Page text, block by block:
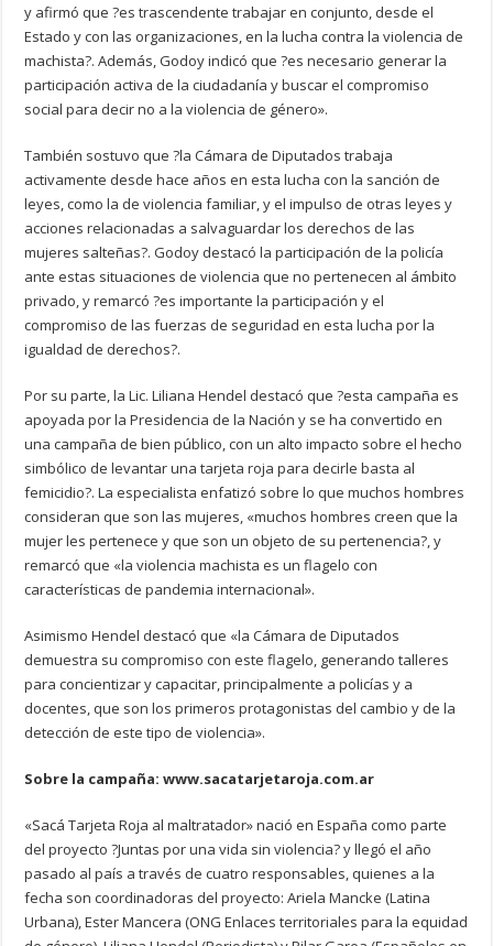
y afirmó que ?es trascendente trabajar en conjunto, desde el
Estado y con las organizaciones, en la lucha contra la violencia de
machista?. Además, Godoy indicó que ?es necesario generar la
participación activa de la ciudadanía y buscar el compromiso
social para decir no a la violencia de género».
También sostuvo que ?la Cámara de Diputados trabaja
activamente desde hace años en esta lucha con la sanción de
leyes, como la de violencia familiar, y el impulso de otras leyes y
acciones relacionadas a salvaguardar los derechos de las
mujeres salteñas?. Godoy destacó la participación de la policía
ante estas situaciones de violencia que no pertenecen al ámbito
privado, y remarcó ?es importante la participación y el
compromiso de las fuerzas de seguridad en esta lucha por la
igualdad de derechos?.
Por su parte, la Lic. Liliana Hendel destacó que ?esta campaña es
apoyada por la Presidencia de la Nación y se ha convertido en
una campaña de bien público, con un alto impacto sobre el hecho
simbólico de levantar una tarjeta roja para decirle basta al
femicidio?. La especialista enfatizó sobre lo que muchos hombres
consideran que son las mujeres, «muchos hombres creen que la
mujer les pertenece y que son un objeto de su pertenencia?, y
remarcó que «la violencia machista es un flagelo con
características de pandemia internacional».
Asimismo Hendel destacó que «la Cámara de Diputados
demuestra su compromiso con este flagelo, generando talleres
para concientizar y capacitar, principalmente a policías y a
docentes, que son los primeros protagonistas del cambio y de la
detección de este tipo de violencia».
Sobre la campaña: www.sacatarjetaroja.com.ar
«Sacá Tarjeta Roja al maltratador» nació en España como parte
del proyecto ?Juntas por una vida sin violencia? y llegó el año
pasado al país a través de cuatro responsables, quienes a la
fecha son coordinadoras del proyecto: Ariela Mancke (Latina
Urbana), Ester Mancera (ONG Enlaces territoriales para la equidad